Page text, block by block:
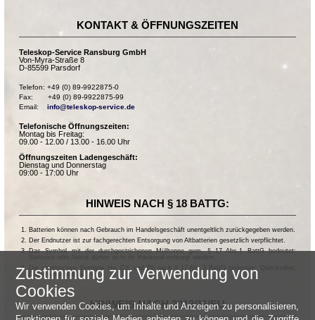
KONTAKT & ÖFFNUNGSZEITEN
Teleskop-Service Ransburg GmbH
Von-Myra-Straße 8
D-85599 Parsdorf
Telefon: +49 (0) 89-9922875-0
Fax:       +49 (0) 89-9922875-99
Email: info@teleskop-service.de
Telefonische Öffnungszeiten:
Montag bis Freitag:
09.00 - 12.00 / 13.00 - 16.00 Uhr
Öffnungszeiten Ladengeschäft:
Dienstag und Donnerstag
09:00 - 17:00 Uhr
HINWEIS NACH § 18 BATTG:
Batterien können nach Gebrauch im Handelsgeschäft unentgeltlich zurückgegeben werden.
Der Endnutzer ist zur fachgerechten Entsorgung von Altbatterien gesetzlich verpflichtet.
Das Symbol mit der durchgestrichenen Mülltonne gem. § 17 Abs.1 BattG bedeutet:
Die chemischen Symbole Hg, Cd, und Pb nach § 17 Abs.3 BattG bedeuten: Quecksilber,
Cadmium und Blei.
HINWEIS NACH 2013/11/EU
Zustimmung zur Verwendung von
Cookies
Wir verwenden Cookies, um Inhalte und Anzeigen zu personalisieren,